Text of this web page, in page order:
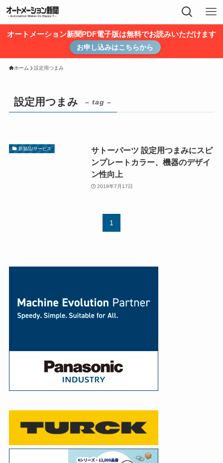
オートメーション新聞PDF電子版は無料でお読みいただけます
お申し込みはこちらから
ホーム 設定用つまみ
設定用つまみ – tag –
新製品/サービス
サトーパーツ 設定用つまみにスピ
ンプレートカラー、機器のデザイ
ン性向上
2019年7月17日
1